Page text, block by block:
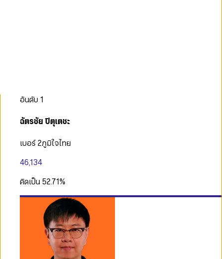
อันดับ 1
ฉัตรชัย ปิตุเตชะ
เบอร์ 2ภูมิใจไทย
46,134
คิดเป็น 52.71%